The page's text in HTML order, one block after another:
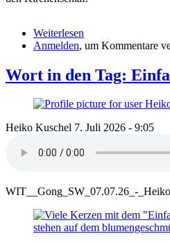
Weiterlesen
Wort
den
Tag:
Gottesdienst
Anmelden, um Kommentare
Wort in den Tag:
Heiko Kuschel 7. Juli 2026 - 9:05
WIT__Gong_SW_07.07.26_-